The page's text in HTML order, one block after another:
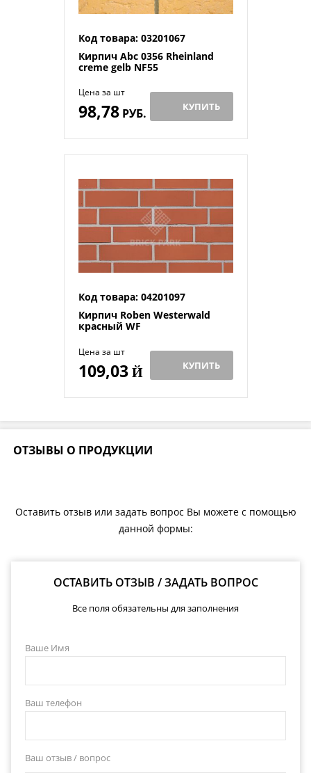
Код товара: 03201067
Кирпич Abc 0356 Rheinland
creme gelb NF55
Цена за шт
98,78РУБ. КУПИТЬ
Код товара: 04201097
Кирпич Roben Westerwald
красный WF
Цена за шт
109,03Й КУПИТЬ
ОТЗЫВЫ О ПРОДУКЦИИ
Оставить отзыв или задать вопрос Вы можете с помощью
данной формы:
ОСТАВИТЬ ОТЗЫВ / ЗАДАТЬ ВОПРОС
Все поля обязательны для заполнения
Ваше Имя
Ваш телефон
Ваш отзыв / вопрос